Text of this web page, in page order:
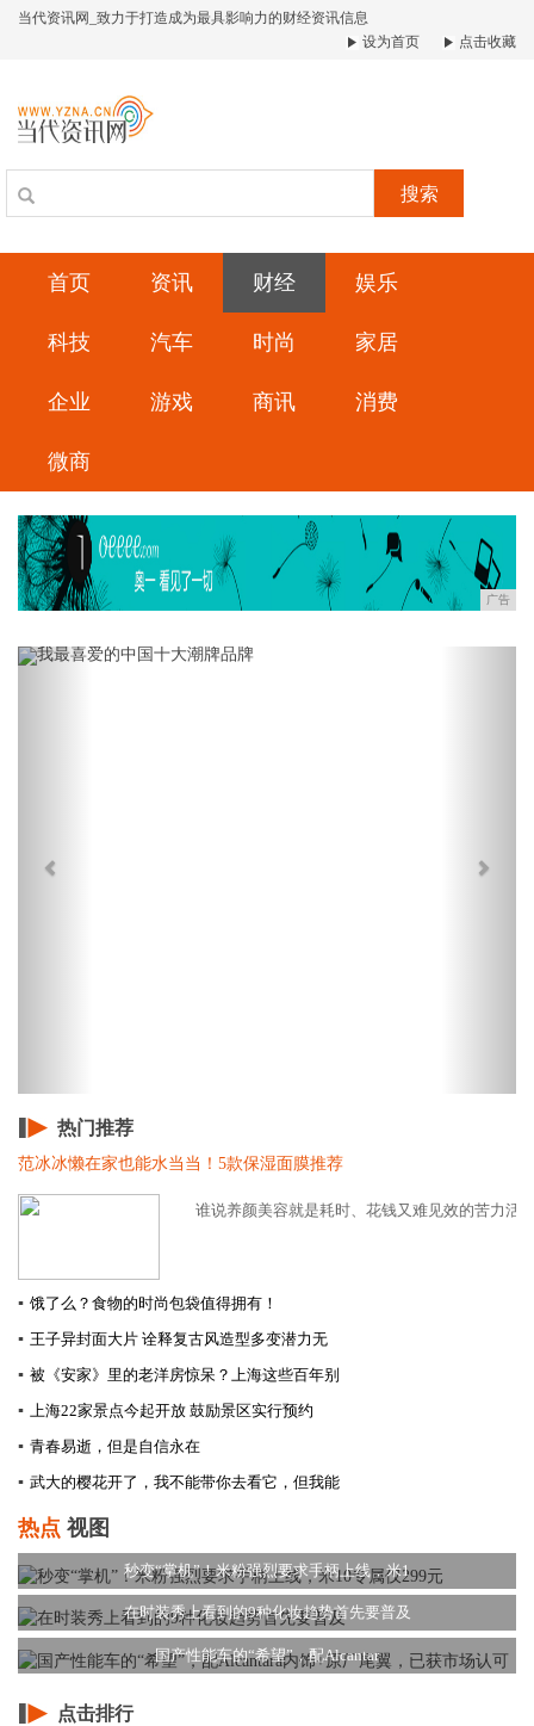
当代资讯网_致力于打造成为最具影响力的财经资讯信息
设为首页
点击收藏
搜索
首页 资讯 财经 娱乐
科技 汽车 时尚 家居
企业 游戏 商讯 消费
微商
广告
Previous
热门推荐
范冰冰懒在家也能水当当！5款保湿面膜推荐
谁说养颜美容就是耗时、花钱又难见效的苦力活
▪ 饿了么？食物的时尚包袋值得拥有！
▪ 王子异封面大片 诠释复古风造型多变潜力无
▪ 被《安家》里的老洋房惊呆？上海这些百年别
▪
上海22家景点今起开放 鼓励景区实行预约
▪ 青春易逝，但是自信永在
▪ 武大的樱花开了，我不能带你去看它，但我能
热点 视图
秒变“掌机”！米粉强烈要求手柄上线，米1
在时装秀上看到的9种化妆趋势首先要普及
国产性能车的“希望”，配Alcantar
点击排行